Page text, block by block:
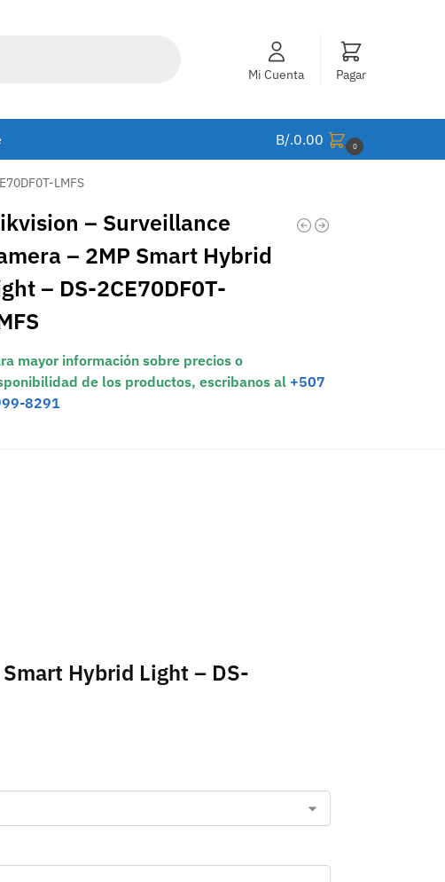
Mi Cuenta Pagar
B/.0.00 0
LMFS
– Surveillance
– 2MP Smart Hybrid
– DS-2CE70DF0T-
mayor información sobre precios o
de los productos, escribanos al +507
8291
Hybrid Light – DS-